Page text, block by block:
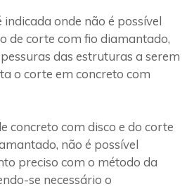
onde não é possível
de corte com fio diamantado,
das estruturas a serem
o corte em concreto com
concreto com disco e do corte
não é possível
preciso com o método da
se necessário o